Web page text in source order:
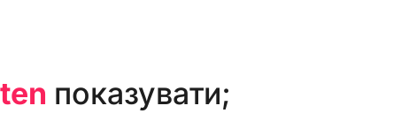
показувати;